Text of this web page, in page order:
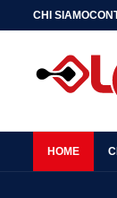
CHI SIAMO
HOME